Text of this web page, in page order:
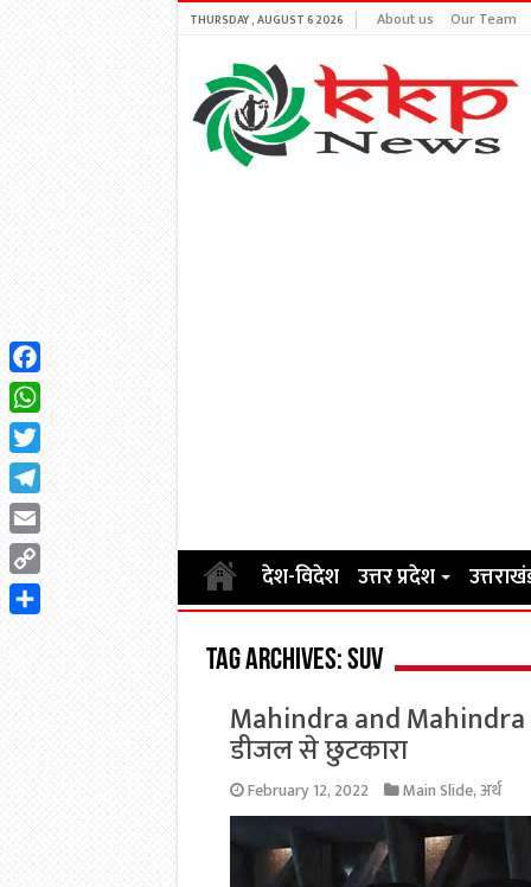
THURSDAY , AUGUST 6 2026 About us Our Team
देश-विदेश उत्तर प्रदेश
Tag Archives:SUV
Mahindra and Mahindra
डीजल से छुटकारा
February 12, 2022 Main Slide,अर्थ
Facebook
WhatsApp
Twitter
Telegram
Email
Copy
Link